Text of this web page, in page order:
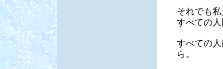
それでも
すべての
すべての
ら。